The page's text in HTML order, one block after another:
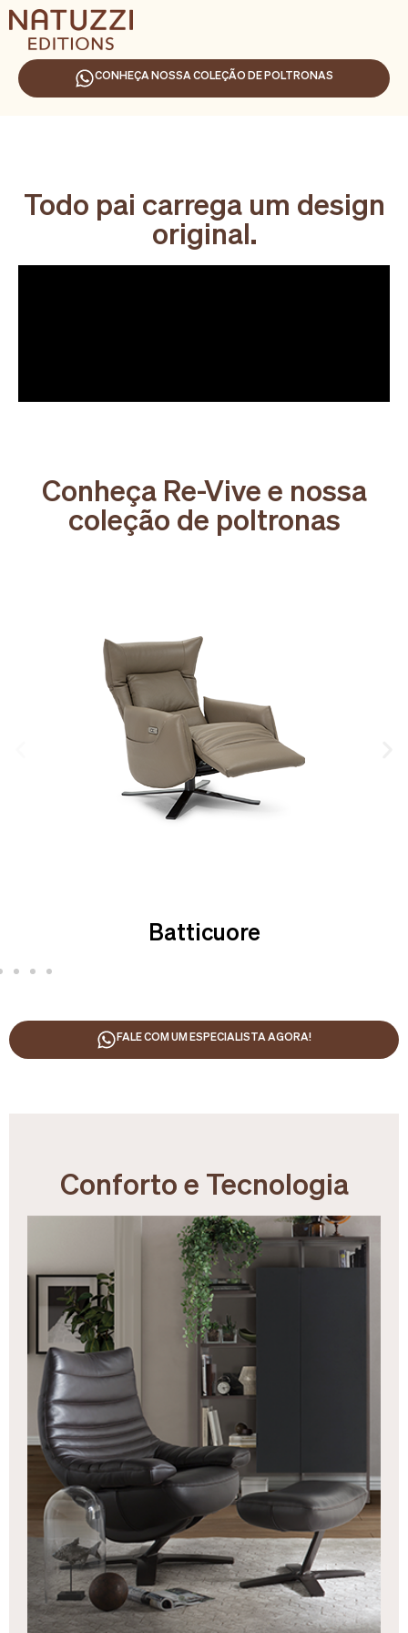
CONHEÇA NOSSA COLEÇÃO DE POLTRONAS
Todo pai carrega um design
original.
Conheça Re-Vive e nossa
coleção de poltronas
Cristina
FALE COM UM ESPECIALISTA AGORA!
Conforto e Tecnologia